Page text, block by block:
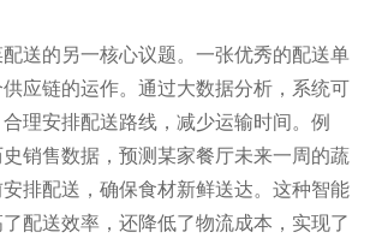
送的另一核心议题。一张优秀的配送单
应链的运作。通过大数据分析，系统可
理安排配送路线，减少运输时间。例
销售数据，预测某家餐厅未来一周的蔬
排配送，确保食材新鲜送达。这种智能
配送效率，还降低了物流成本，实现了